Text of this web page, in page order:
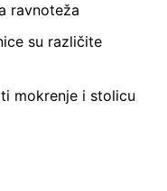
ravnoteža
su različite
mokrenje i stolicu